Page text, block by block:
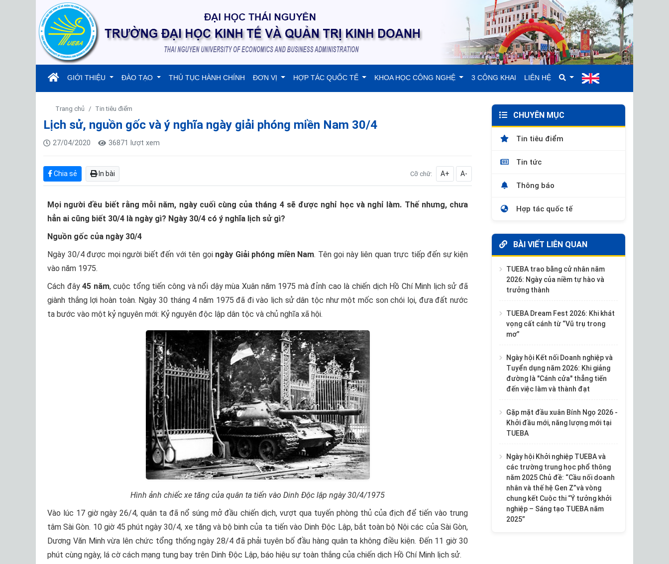
(current)
GIỚI THIỆU ĐÀO TẠO THỦ TỤC HÀNH CHÍNH ĐƠN VỊ HỢP TÁC QUỐC TẾ KHOA HỌC CÔNG NGHỆ 3 CÔNG KHAI LIÊN HỆ
Trang chủ Tin tiêu điểm
Lịch sử, nguồn gốc và ý nghĩa ngày giải phóng miền Nam 30/4
27/04/2020 36871 lượt xem
Chia sẻ In bài Cỡ chữ: A+ A-
Mọi người đều biết rằng mỗi năm, ngày cuối cùng của tháng 4 sẽ được nghỉ học và nghỉ làm. Thế nhưng, chưa
hẳn ai cũng biết 30/4 là ngày gì? Ngày 30/4 có ý nghĩa lịch sử gì?
Nguồn gốc của ngày 30/4
Ngày 30/4 được mọi người biết đến với tên gọi ngày Giải phóng miền Nam. Tên gọi này liên quan trực tiếp đến sự kiện
vào năm 1975.
Cách đây45 năm, cuộc tổng tiến công và nổi dậy mùa Xuân năm 1975 mà đỉnh cao là chiến dịch Hồ Chí Minh lịch sử đã
giành thắng lợi hoàn toàn. Ngày 30 tháng 4 năm 1975 đã đi vào lịch sử dân tộc như một mốc son chói lọi, đưa đất nước
ta bước vào một kỷ nguyên mới: Kỷ nguyên độc lập dân tộc và chủ nghĩa xã hội.
Hình ảnh chiếc xe tăng của quân ta tiến vào Dinh Độc lập ngày 30/4/1975
Vào lúc 17 giờ ngày 26/4, quân ta đã nổ súng mở đầu chiến dịch, vượt qua tuyến phòng thủ của địch để tiến vào trung
tâm Sài Gòn. 10 giờ 45 phút ngày 30/4, xe tăng và bộ binh của ta tiến vào Dinh Độc Lập, bắt toàn bộ Nội các của Sài Gòn,
Dương Văn Minh vừa lên chức tổng thống ngày 28/4 đã phải tuyên bố đầu hàng quân ta không điều kiện. Đến 11 giờ 30
phút cùng ngày, lá cờ cách mạng tung bay trên Dinh Độc Lập, báo hiệu sự toàn thắng của chiến dịch Hồ Chí Minh lịch sử.
CHUYÊN MỤC
Tin tiêu điểm
Tin tức
Thông báo
Hợp tác quốc tế
BÀI VIẾT LIÊN QUAN
TUEBA trao bằng cử nhân năm
2026: Ngày của niềm tự hào và
trưởng thành
TUEBA Dream Fest 2026: Khi khát
vọng cất cánh từ “Vũ trụ trong
mơ”
Ngày hội Kết nối Doanh nghiệp và
Tuyển dụng năm 2026: Khi giảng
đường là "Cánh cửa" thẳng tiến
đến việc làm và thành đạt
Gặp mặt đầu xuân Bính Ngọ 2026 -
Khởi đầu mới, năng lượng mới tại
TUEBA
Ngày hội Khởi nghiệp TUEBA và
các trường trung học phổ thông
năm 2025 Chủ đề: “Cầu nối doanh
nhân và thế hệ Gen Z”và vòng
chung kết Cuộc thi “Ý tưởng khởi
nghiệp – Sáng tạo TUEBA năm
2025”